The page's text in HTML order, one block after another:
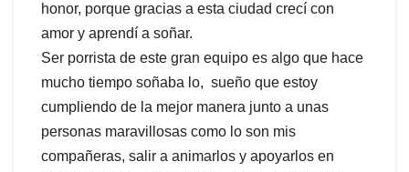
honor, porque gracias a esta ciudad crecí con
amor y aprendí a soñar.
Ser porrista de este gran equipo es algo que hace
mucho tiempo soñaba lo, sueño que estoy
cumpliendo de la mejor manera junto a unas
personas maravillosas como lo son mis
compañeras, salir a animarlos y apoyarlos en